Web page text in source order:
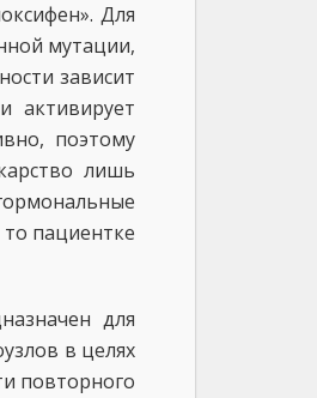
Для
мутации,
зависит
активирует
поэтому
лишь
пациентке
для
в целях
повторного